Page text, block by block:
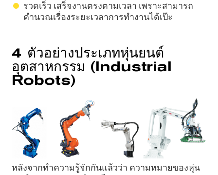
รวดเร็ว เสร็จงานตรงตามเวลา เพราะสามารถ
คำนวณเรื่องระยะเวลาการทำงานได้เป๊ะ
4 ตัวอย่างประเภทหุ่นยนต์
อุตสาหกรรม (Industrial
Robots)
หลังจากทำความรู้จักกันแล้วว่า ความหมายของหุ่น